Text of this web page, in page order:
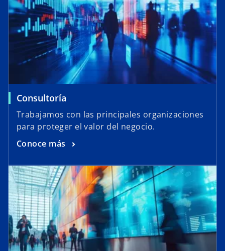
Consultoría
Trabajamos con las principales organizaciones
para proteger el valor del negocio.
Conoce más